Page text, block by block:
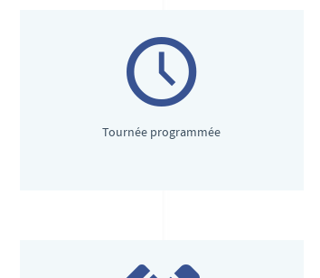
Tournée programmée